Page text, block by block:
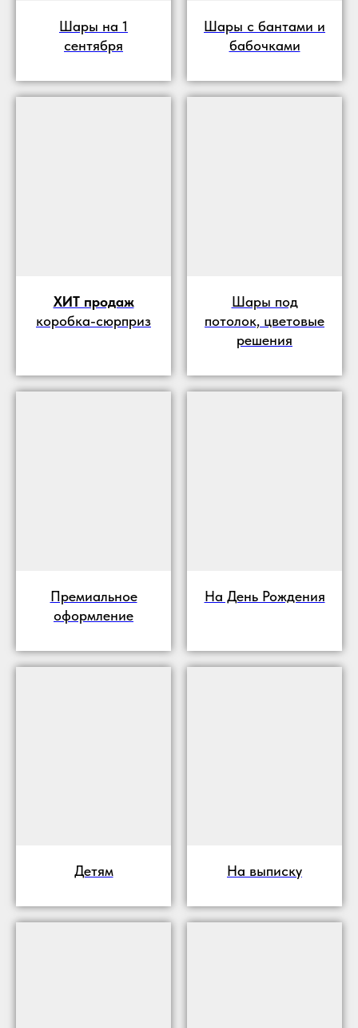
Шары на 1
сентября
Шары с бантами и
бабочками
ХИТ продаж
коробка-сюрприз
Шары под
потолок, цветовые
решения
Премиальное
оформление
На День Рождения
Детям На выписку